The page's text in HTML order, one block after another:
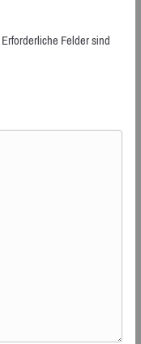
Erforderliche Felder sind